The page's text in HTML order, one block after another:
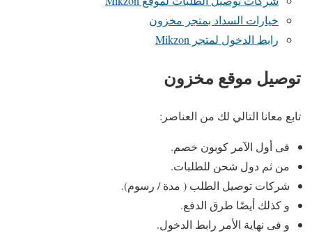
خيارات السداد بمتجر مخزون
رابط الدخول لمتجر Mikzon
توصيل موقع مخزون
تابع معانا التالي لك من العناصر:
فى أول الآمر كوبون خصم.
من ثم دول شحن للطلبات.
شركات توصيل الطلب ( مدة / رسوم).
و كذلك أيضًا طرق الدفع.
و فى نهاية الأمر رابط الدخول.